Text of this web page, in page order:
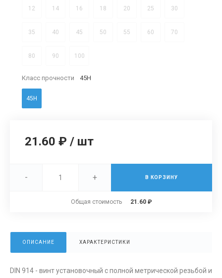
12 14 16 18 20 25 30
35 40 45 50 55 60 70
80 90 100
Класс прочности 45Н
45Н
21.60 ₽ / шт
- + В КОРЗИНУ
Общая стоимость 21.60 ₽
ОПИСАНИЕ ХАРАКТЕРИСТИКИ
DIN 914 - винт установочный с полной метрической резьбой и